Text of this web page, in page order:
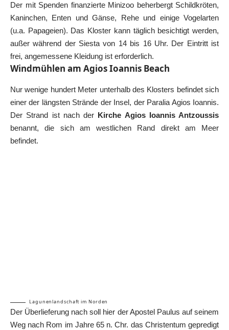
Der mit Spenden finanzierte Minizoo beherbergt Schildkröten,
Kaninchen, Enten und Gänse, Rehe und einige Vogelarten
(u.a. Papageien). Das Kloster kann täglich besichtigt werden,
außer während der Siesta von 14 bis 16 Uhr. Der Eintritt ist
frei, angemessene Kleidung ist erforderlich.
Windmühlen am Agios Ioannis Beach
Nur wenige hundert Meter unterhalb des Klosters befindet sich
einer der längsten Strände der Insel, der Paralia Agios Ioannis.
Der Strand ist nach der Kirche Agios Ioannis Antzoussis
benannt, die sich am westlichen Rand direkt am Meer
befindet.
Lagunenlandschaft im Norden
Der Überlieferung nach soll hier der Apostel Paulus auf seinem
Weg nach Rom im Jahre 65 n. Chr. das Christentum gepredigt